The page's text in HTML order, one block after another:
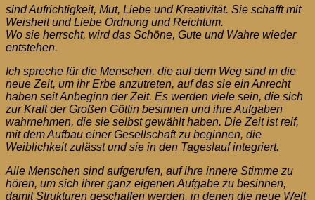
sind Aufrichtigkeit, Mut, Liebe und Kreativität. Sie schafft mit
Weisheit und Liebe Ordnung und Reichtum.
Wo sie herrscht, wird das Schöne, Gute und Wahre wieder
entstehen.
Ich spreche für die Menschen, die auf dem Weg sind in die
neue Zeit, um ihr Erbe anzutreten, auf das sie ein Anrecht
haben seit Anbeginn der Zeit. Es werden viele sein, die sich
zur Kraft der Großen Göttin besinnen und ihre Aufgaben
wahrnehmen, die sie selbst gewählt haben. Die Zeit ist reif,
mit dem Aufbau einer Gesellschaft zu beginnen, die
Weiblichkeit zulässt und sie in den Tageslauf integriert.
Alle Menschen sind aufgerufen, auf ihre innere Stimme zu
hören, um sich ihrer ganz eigenen Aufgabe zu besinnen,
damit Strukturen geschaffen werden, in denen die neue Welt